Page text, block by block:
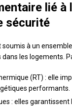
lié
sécurité
soumis à un
les logements.
(RT) : elle
performants.
: elles